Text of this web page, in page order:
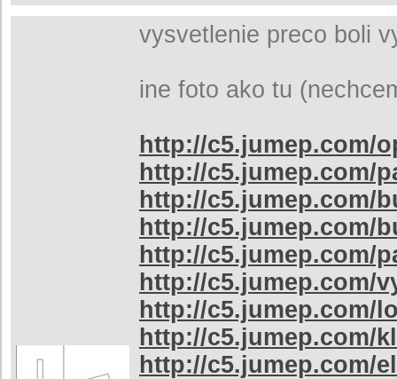
vysvetlenie preco boli
ine foto ako tu
http://c5.jumep.com/
http://c5.jumep.com/
http://c5.jumep.com/
http://c5.jumep.com/
http://c5.jumep.com/
http://c5.jumep.com/
http://c5.jumep.com/
http://c5.jumep.com/
http://c5.jumep.com/